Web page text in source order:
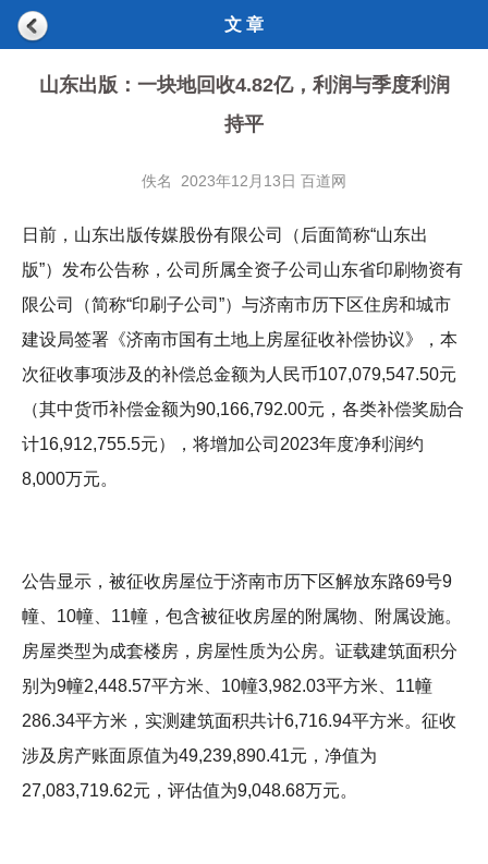
文 章
山东出版：一块地回收4.82亿，利润与季度利润
持平
佚名 2023年12月13日 百道网
日前，山东出版传媒股份有限公司（后面简称“山东出
版”）发布公告称，公司所属全资子公司山东省印刷物资有
限公司（简称“印刷子公司”）与济南市历下区住房和城市
建设局签署《济南市国有土地上房屋征收补偿协议》，本
次征收事项涉及的补偿总金额为人民币107,079,547.50元
（其中货币补偿金额为90,166,792.00元，各类补偿奖励合
计16,912,755.5元），将增加公司2023年度净利润约
8,000万元。
公告显示，被征收房屋位于济南市历下区解放东路69号9
幢、10幢、11幢，包含被征收房屋的附属物、附属设施。
房屋类型为成套楼房，房屋性质为公房。证载建筑面积分
别为9幢2,448.57平方米、10幢3,982.03平方米、11幢
286.34平方米，实测建筑面积共计6,716.94平方米。征收
涉及房产账面原值为49,239,890.41元，净值为
27,083,719.62元，评估值为9,048.68万元。